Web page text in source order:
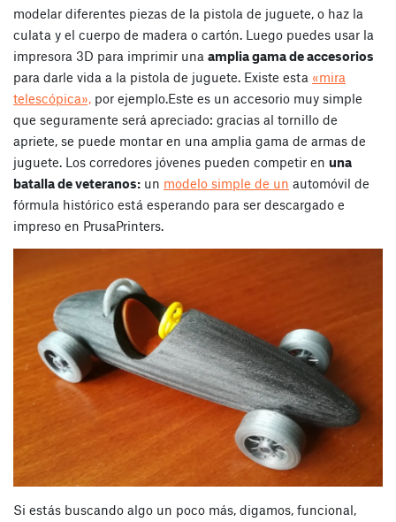
modelar diferentes piezas de la pistola de juguete, o haz la
culata y el cuerpo de madera o cartón. Luego puedes usar la
impresora 3D para imprimir una amplia gama de accesorios
para darle vida a la pistola de juguete. Existe esta «mira
telescópica», por ejemplo.Este es un accesorio muy simple
que seguramente será apreciado: gracias al tornillo de
apriete, se puede montar en una amplia gama de armas de
juguete. Los corredores jóvenes pueden competir en una
batalla de veteranos: un modelo simple de un automóvil de
fórmula histórico está esperando para ser descargado e
impreso en PrusaPrinters.
Si estás buscando algo un poco más, digamos, funcional,